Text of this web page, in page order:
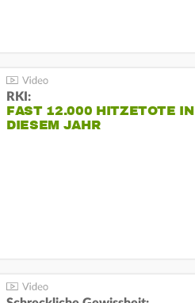
RKI:
FAST 12.000 HITZETOTE IN
DIESEM JAHR